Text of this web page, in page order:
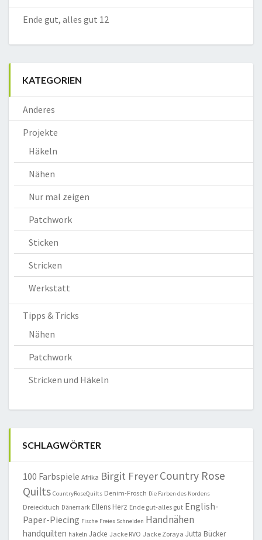
Ende gut, alles gut 12
KATEGORIEN
Anderes
Projekte
Häkeln
Nähen
Nur mal zeigen
Patchwork
Sticken
Stricken
Werkstatt
Tipps & Tricks
Nähen
Patchwork
Stricken und Häkeln
SCHLAGWÖRTER
100 Farbspiele Afrika Birgit FreyerCountry Rose
Quilts CountryRoseQuilts Denim-Frosch Die Farben des Nordens
Dreiecktuch Dänemark Ellens Herz Ende gut-alles gut English-
Paper-Piecing Fische Freies Schneiden Handnähen
handquilten häkeln Jacke Jacke RVO Jacke Zoraya Jutta Bücker